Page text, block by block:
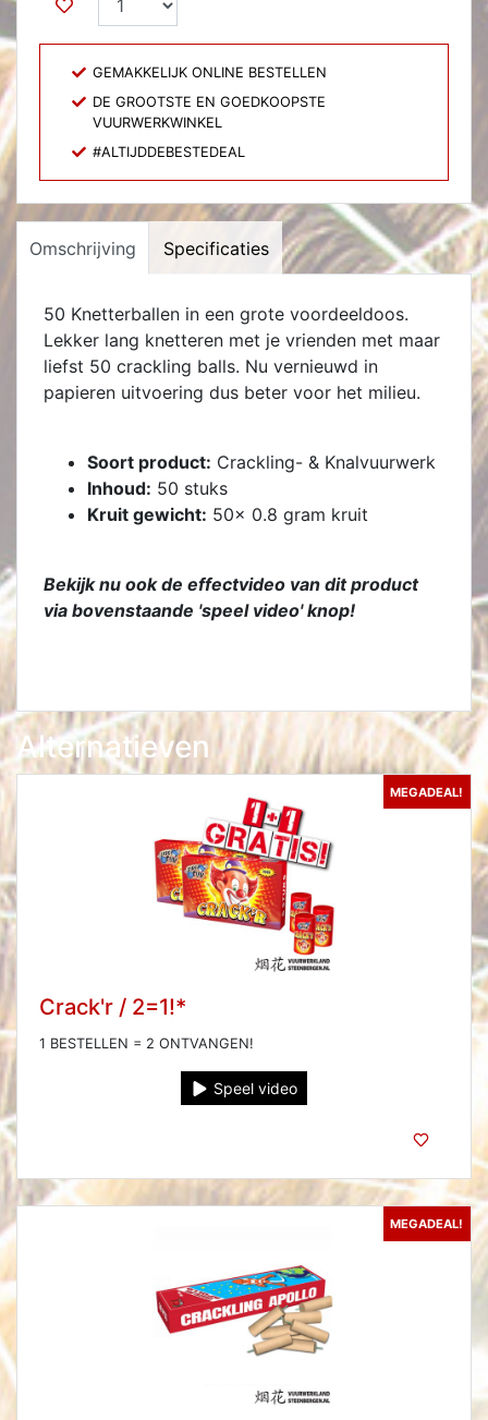
GEMAKKELIJK ONLINE BESTELLEN
DE GROOTSTE EN GOEDKOOPSTE
VUURWERKWINKEL
#ALTIJDDEBESTEDEAL
Omschrijving Specificaties
50 Knetterballen in een grote voordeeldoos.
Lekker lang knetteren met je vrienden met maar
liefst 50 crackling balls. Nu vernieuwd in
papieren uitvoering dus beter voor het milieu.
Soort product: Crackling- & Knalvuurwerk
Inhoud: 50 stuks
Kruit gewicht: 50x 0.8 gram kruit
Bekijk nu ook de effectvideo van dit product
via bovenstaande 'speel video' knop!
Alternatieven
MEGADEAL!
Crack'r / 2=1!*
1 BESTELLEN = 2 ONTVANGEN!
Speel video
MEGADEAL!